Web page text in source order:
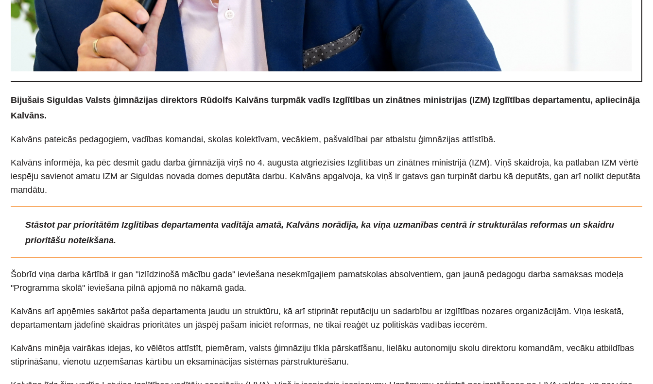
Bijušais Siguldas Valsts ģimnāzijas direktors Rūdolfs Kalvāns turpmāk vadīs Izglītības un zinātnes ministrijas (IZM) Izglītības departamentu, apliecināja
Kalvāns.
Kalvāns pateicās pedagogiem, vadības komandai, skolas kolektīvam, vecākiem, pašvaldībai par atbalstu ģimnāzijas attīstībā.
Kalvāns informēja, ka pēc desmit gadu darba ģimnāzijā viņš no 4. augusta atgriezīsies Izglītības un zinātnes ministrijā (IZM). Viņš skaidroja, ka patlaban IZM vērtē
iespēju savienot amatu IZM ar Siguldas novada domes deputāta darbu. Kalvāns apgalvoja, ka viņš ir gatavs gan turpināt darbu kā deputāts, gan arī nolikt deputāta
mandātu.
Stāstot par prioritātēm Izglītības departamenta vadītāja amatā, Kalvāns norādīja, ka viņa uzmanības centrā ir strukturālas reformas un skaidru
prioritāšu noteikšana.
Šobrīd viņa darba kārtībā ir gan "izlīdzinošā mācību gada" ieviešana nesekmīgajiem pamatskolas absolventiem, gan jaunā pedagogu darba samaksas modeļa
"Programma skolā" ieviešana pilnā apjomā no nākamā gada.
Kalvāns arī apņēmies sakārtot paša departamenta jaudu un struktūru, kā arī stiprināt reputāciju un sadarbību ar izglītības nozares organizācijām. Viņa ieskatā,
departamentam jādefinē skaidras prioritātes un jāspēj pašam iniciēt reformas, ne tikai reaģēt uz politiskās vadības iecerēm.
Kalvāns minēja vairākas idejas, ko vēlētos attīstīt, piemēram, valsts ģimnāziju tīkla pārskatīšanu, lielāku autonomiju skolu direktoru komandām, vecāku atbildības
stiprināšanu, vienotu uzņemšanas kārtību un eksaminācijas sistēmas pārstrukturēšanu.